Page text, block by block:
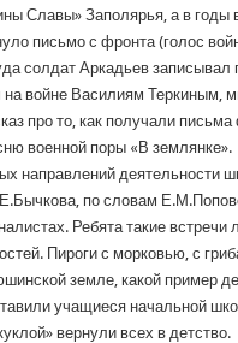
Славы» Заполярья, а в
письмо с фронта (голос
солдат Аркадьев
войне Василиям Теркиным,
про то, как получали
военной поры «В землянке».
направлений
по словам
Ребята такие
Пироги с морковью, с
земле, какой пример
учащиеся начальной
вернули всех в детство.